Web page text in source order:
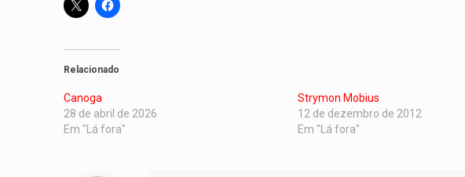
Relacionado
Canoga
28 de abril de 2026
Em "Lá fora"
Strymon Mobius
12 de dezembro de 2012
Em "Lá fora"